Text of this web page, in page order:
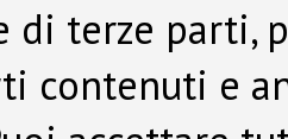
di terze parti,
contenuti e